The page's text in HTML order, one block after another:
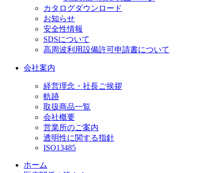
カタログダウンロード
お知らせ
安全性情報
SDSについて
高周波利用設備許可申請書について
会社案内
経営理念・社長ご挨拶
軌跡
取扱商品一覧
会社概要
営業所のご案内
透明性に関する指針
ISO13485
ホーム